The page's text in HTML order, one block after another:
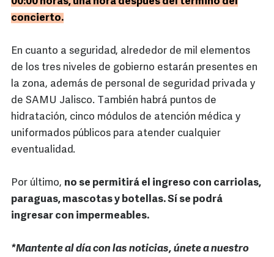
concierto.
En cuanto a seguridad, alrededor de mil elementos
de los tres niveles de gobierno estarán presentes en
la zona, además de personal de seguridad privada y
de SAMU Jalisco. También habrá puntos de
hidratación, cinco módulos de atención médica y
uniformados públicos para atender cualquier
eventualidad.
Por último, no se permitirá el ingreso con carriolas,
paraguas, mascotas y botellas. Sí se podrá
ingresar con impermeables.
*Mantente al día con las noticias, únete a nuestro